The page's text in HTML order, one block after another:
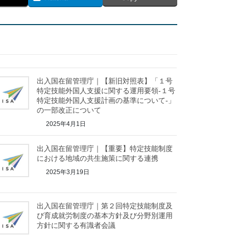
出入国在留管理庁｜【新旧対照表】「１号
特定技能外国人支援に関する運用要領-１号
特定技能外国人支援計画の基準について-」
の一部改正について
2025年4月1日
出入国在留管理庁｜【重要】特定技能制度
における地域の共生施策に関する連携
2025年3月19日
出入国在留管理庁｜第２回特定技能制度及
び育成就労制度の基本方針及び分野別運用
方針に関する有識者会議